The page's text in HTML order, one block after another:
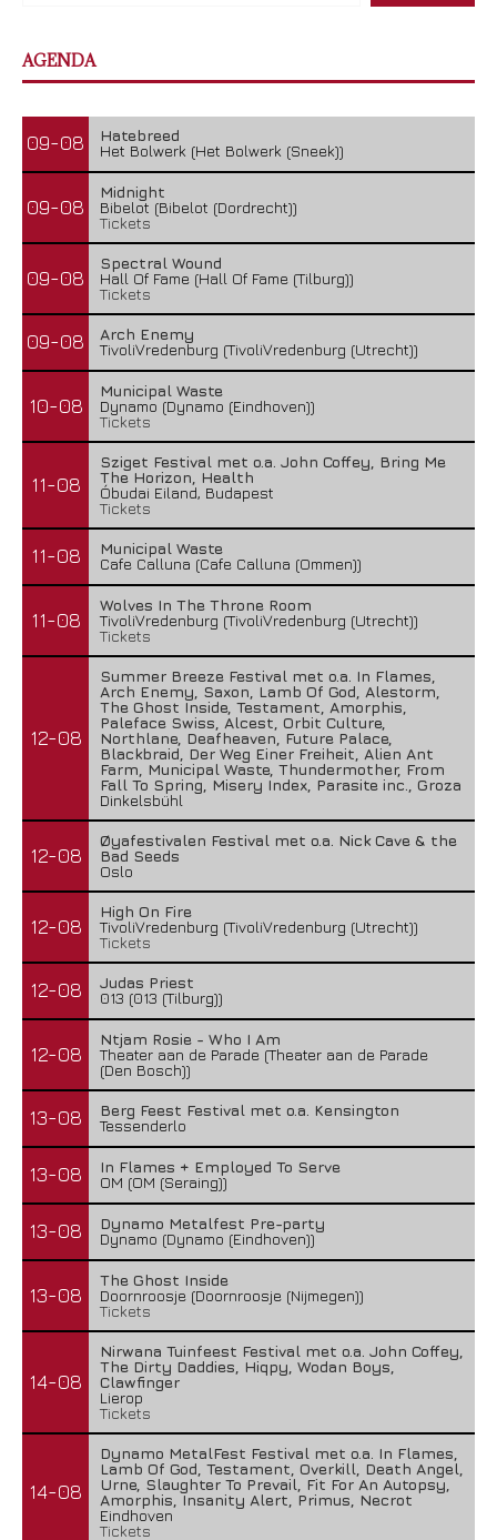
AGENDA
09-08
Hatebreed
Het Bolwerk (Het Bolwerk (Sneek))
09-08
Midnight
Bibelot (Bibelot (Dordrecht))
Tickets
09-08
Spectral Wound
Hall Of Fame (Hall Of Fame (Tilburg))
Tickets
09-08
Arch Enemy
TivoliVredenburg (TivoliVredenburg (Utrecht))
10-08
Municipal Waste
Dynamo (Dynamo (Eindhoven))
Tickets
11-08
Sziget Festival met o.a. John Coffey, Bring Me
The Horizon, Health
Óbudai Eiland, Budapest
Tickets
11-08
Municipal Waste
Cafe Calluna (Cafe Calluna (Ommen))
11-08
Wolves In The Throne Room
TivoliVredenburg (TivoliVredenburg (Utrecht))
Tickets
12-08
Summer Breeze Festival met o.a. In Flames,
Arch Enemy, Saxon, Lamb Of God, Alestorm,
The Ghost Inside, Testament, Amorphis,
Paleface Swiss, Alcest, Orbit Culture,
Northlane, Deafheaven, Future Palace,
Blackbraid, Der Weg Einer Freiheit, Alien Ant
Farm, Municipal Waste, Thundermother, From
Fall To Spring, Misery Index, Parasite inc., Groza
Dinkelsbühl
12-08
Øyafestivalen Festival met o.a. Nick Cave & the
Bad Seeds
Oslo
12-08
High On Fire
TivoliVredenburg (TivoliVredenburg (Utrecht))
Tickets
12-08
Judas Priest
013 (013 (Tilburg))
12-08
Ntjam Rosie - Who I Am
Theater aan de Parade (Theater aan de Parade
(Den Bosch))
13-08
Berg Feest Festival met o.a. Kensington
Tessenderlo
13-08
In Flames + Employed To Serve
OM (OM (Seraing))
13-08
Dynamo Metalfest Pre-party
Dynamo (Dynamo (Eindhoven))
13-08
The Ghost Inside
Doornroosje (Doornroosje (Nijmegen))
Tickets
14-08
Nirwana Tuinfeest Festival met o.a. John Coffey,
The Dirty Daddies, Hiqpy, Wodan Boys,
Clawfinger
Lierop
Tickets
14-08
Dynamo MetalFest Festival met o.a. In Flames,
Lamb Of God, Testament, Overkill, Death Angel,
Urne, Slaughter To Prevail, Fit For An Autopsy,
Amorphis, Insanity Alert, Primus, Necrot
Eindhoven
Tickets